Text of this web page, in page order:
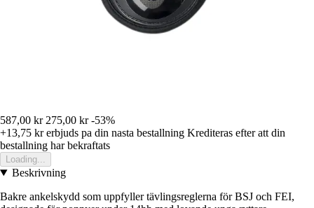
587,00 kr 275,00 kr -53%
+13,75 krerbjuds pa din nasta bestallning Krediteras efter att din
bestallning har bekraftats
Loading...
Beskrivning
Bakre ankelskydd som uppfyller tävlingsreglerna för BSJ och FEI,